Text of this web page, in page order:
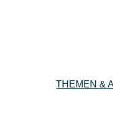
THEMEN &